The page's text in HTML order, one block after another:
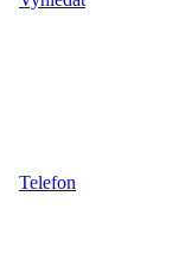
Telefon